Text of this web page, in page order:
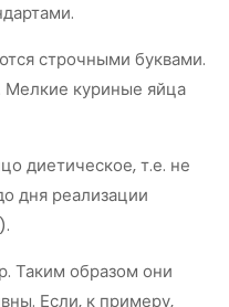
строчными буквами.
Мелкие куриные яйца
диетическое, т.е. не
дня реализации
Таким образом они
Если, к примеру,